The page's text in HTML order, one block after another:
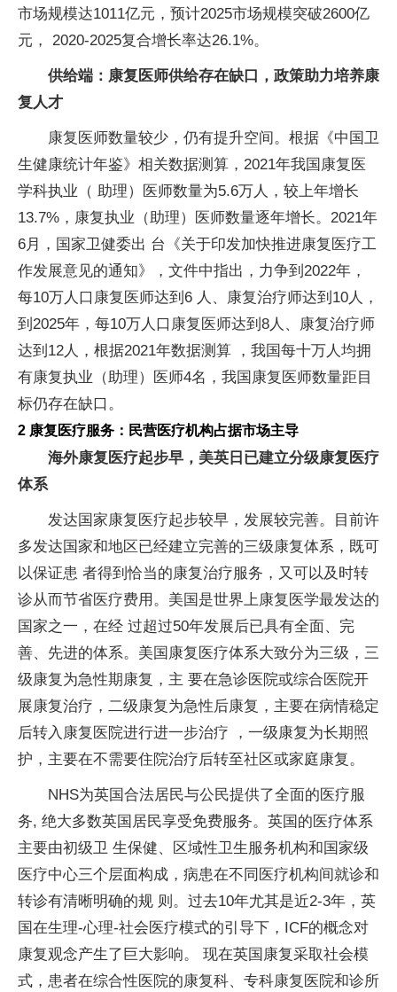
市场规模达1011亿元，预计2025市场规模突破2600亿
元， 2020-2025复合增长率达26.1%。
供给端：康复医师供给存在缺口，政策助力培养康
复人才
康复医师数量较少，仍有提升空间。根据《中国卫
生健康统计年鉴》相关数据测算，2021年我国康复医
学科执业（ 助理）医师数量为5.6万人，较上年增长
13.7%，康复执业（助理）医师数量逐年增长。2021年
6月，国家卫健委出 台《关于印发加快推进康复医疗工
作发展意见的通知》，文件中指出，力争到2022年，
每10万人口康复医师达到6 人、康复治疗师达到10人，
到2025年，每10万人口康复医师达到8人、康复治疗师
达到12人，根据2021年数据测算 ，我国每十万人均拥
有康复执业（助理）医师4名，我国康复医师数量距目
标仍存在缺口。
2 康复医疗服务：民营医疗机构占据市场主导
海外康复医疗起步早，美英日已建立分级康复医疗
体系
发达国家康复医疗起步较早，发展较完善。目前许
多发达国家和地区已经建立完善的三级康复体系，既可
以保证患 者得到恰当的康复治疗服务，又可以及时转
诊从而节省医疗费用。美国是世界上康复医学最发达的
国家之一，在经 过超过50年发展后已具有全面、完
善、先进的体系。美国康复医疗体系大致分为三级，三
级康复为急性期康复，主 要在急诊医院或综合医院开
展康复治疗，二级康复为急性后康复，主要在病情稳定
后转入康复医院进行进一步治疗 ，一级康复为长期照
护，主要在不需要住院治疗后转至社区或家庭康复。
NHS为英国合法居民与公民提供了全面的医疗服
务, 绝大多数英国居民享受免费服务。英国的医疗体系
主要由初级卫 生保健、区域性卫生服务机构和国家级
医疗中心三个层面构成，病患在不同医疗机构间就诊和
转诊有清晰明确的规 则。过去10年尤其是近2-3年，英
国在生理-心理-社会医疗模式的引导下，ICF的概念对
康复观念产生了巨大影响。 现在英国康复采取社会模
式，患者在综合性医院的康复科、专科康复医院和诊所